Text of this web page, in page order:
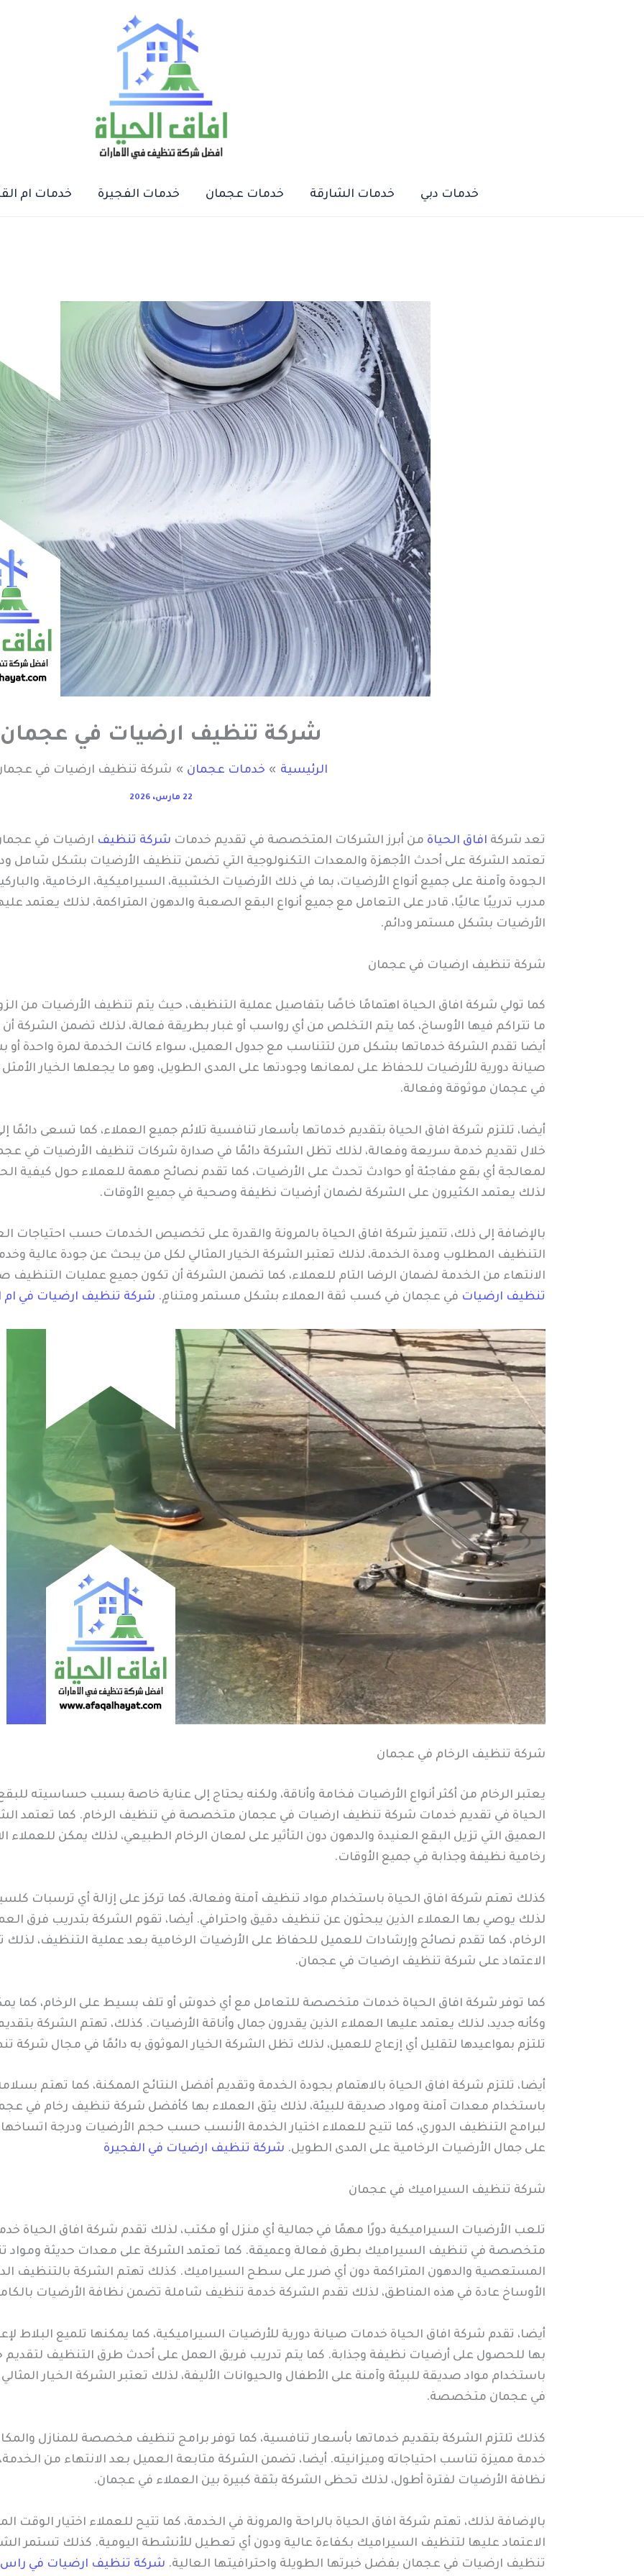
خدمات دبي خدمات الشارقة خدمات عجمان خدمات الفجيرة خدمات ام
شركة تنظيف ارضيات في عجمان
الرئيسية خدمات عجمان شركة تنظيف ارضيات في
22 مارس، 2026
تعد شركة افاق الحياة من أبرز الشركات المتخصصة في تقديم خدمات شركة تنظيف ارضيات في
تعتمد الشركة على أحدث الأجهزة والمعدات التكنولوجية التي تضمن تنظيف الأرضيات بشكل شامل
الجودة وآمنة على جميع أنواع الأرضيات، بما في ذلك الأرضيات الخشبية، السيراميكية، الرخامية،
مدرب تدريبًا عاليًا، قادر على التعامل مع جميع أنواع البقع الصعبة والدهون المتراكمة، لذلك يعتمد
الأرضيات بشكل مستمر ودائم.
شركة تنظيف ارضيات في عجمان
كما تولي شركة افاق الحياة اهتمامًا خاصًا بتفاصيل عملية التنظيف، حيث يتم تنظيف الأرضيات من
ما تتراكم فيها الأوساخ، كما يتم التخلص من أي رواسب أو غبار بطريقة فعالة، لذلك تضمن الشركة
أيضا تقدم الشركة خدماتها بشكل مرن لتتناسب مع جدول العميل، سواء كانت الخدمة لمرة واحدة
صيانة دورية للأرضيات للحفاظ على لمعانها وجودتها على المدى الطويل، وهو ما يجعلها الخيار
في عجمان موثوقة وفعالة.
أيضا، تلتزم شركة افاق الحياة بتقديم خدماتها بأسعار تنافسية تلائم جميع العملاء، كما تسعى
خلال تقديم خدمة سريعة وفعالة، لذلك تظل الشركة دائمًا في صدارة شركات تنظيف الأرضيات في
لمعالجة أي بقع مفاجئة أو حوادث تحدث على الأرضيات، كما تقدم نصائح مهمة للعملاء حول كيفية
لذلك يعتمد الكثيرون على الشركة لضمان أرضيات نظيفة وصحية في جميع الأوقات.
بالإضافة إلى ذلك، تتميز شركة افاق الحياة بالمرونة والقدرة على تخصيص الخدمات حسب احتياجات
التنظيف المطلوب ومدة الخدمة، لذلك تعتبر الشركة الخيار المثالي لكل من يبحث عن جودة عالية
الانتهاء من الخدمة لضمان الرضا التام للعملاء، كما تضمن الشركة أن تكون جميع عمليات التنظيف
تنظيف ارضيات في عجمان في كسب ثقة العملاء بشكل مستمر ومتنامٍ. شركة تنظيف ارضيات في ام
شركة تنظيف الرخام في عجمان
يعتبر الرخام من أكثر أنواع الأرضيات فخامة وأناقة، ولكنه يحتاج إلى عناية خاصة بسبب حساسيته
الحياة في تقديم خدمات شركة تنظيف ارضيات في عجمان متخصصة في تنظيف الرخام. كما تعتمد
العميق التي تزيل البقع العنيدة والدهون دون التأثير على لمعان الرخام الطبيعي، لذلك يمكن
رخامية نظيفة وجذابة في جميع الأوقات.
كذلك تهتم شركة افاق الحياة باستخدام مواد تنظيف آمنة وفعالة، كما تركز على إزالة أي ترسبات
لذلك يوصي بها العملاء الذين يبحثون عن تنظيف دقيق واحترافي. أيضا، تقوم الشركة بتدريب
الرخام، كما تقدم نصائح وإرشادات للعميل للحفاظ على الأرضيات الرخامية بعد عملية التنظيف، لذلك
الاعتماد على شركة تنظيف ارضيات في عجمان.
كما توفر شركة افاق الحياة خدمات متخصصة للتعامل مع أي خدوش أو تلف بسيط على الرخام، كما
وكأنه جديد، لذلك يعتمد عليها العملاء الذين يقدرون جمال وأناقة الأرضيات. كذلك، تهتم الشركة
تلتزم بمواعيدها لتقليل أي إزعاج للعميل، لذلك تظل الشركة الخيار الموثوق به دائمًا في مجال
أيضا، تلتزم شركة افاق الحياة بالاهتمام بجودة الخدمة وتقديم أفضل النتائج الممكنة، كما تهتم
باستخدام معدات آمنة ومواد صديقة للبيئة، لذلك يثق العملاء بها كأفضل شركة تنظيف رخام في
لبرامج التنظيف الدوري، كما تتيح للعملاء اختيار الخدمة الأنسب حسب حجم الأرضيات ودرجة
على جمال الأرضيات الرخامية على المدى الطويل. شركة تنظيف ارضيات في الفجيرة
شركة تنظيف السيراميك في عجمان
تلعب الأرضيات السيراميكية دورًا مهمًا في جمالية أي منزل أو مكتب، لذلك تقدم شركة افاق
متخصصة في تنظيف السيراميك بطرق فعالة وعميقة. كما تعتمد الشركة على معدات حديثة ومواد
المستعصية والدهون المتراكمة دون أي ضرر على سطح السيراميك. كذلك تهتم الشركة بالتنظيف
الأوساخ عادة في هذه المناطق، لذلك تقدم الشركة خدمة تنظيف شاملة تضمن نظافة الأرضيات
أيضا، تقدم شركة افاق الحياة خدمات صيانة دورية للأرضيات السيراميكية، كما يمكنها تلميع البلاط
بها للحصول على أرضيات نظيفة وجذابة. كما يتم تدريب فريق العمل على أحدث طرق التنظيف
باستخدام مواد صديقة للبيئة وآمنة على الأطفال والحيوانات الأليفة، لذلك تعتبر الشركة الخيار
في عجمان متخصصة.
كذلك تلتزم الشركة بتقديم خدماتها بأسعار تنافسية، كما توفر برامج تنظيف مخصصة للمنازل
خدمة مميزة تناسب احتياجاته وميزانيته. أيضا، تضمن الشركة متابعة العميل بعد الانتهاء من
نظافة الأرضيات لفترة أطول، لذلك تحظى الشركة بثقة كبيرة بين العملاء في عجمان.
بالإضافة لذلك، تهتم شركة افاق الحياة بالراحة والمرونة في الخدمة، كما تتيح للعملاء اختيار
الاعتماد عليها لتنظيف السيراميك بكفاءة عالية ودون أي تعطيل للأنشطة اليومية. كذلك تستمر
تنظيف ارضيات في عجمان بفضل خبرتها الطويلة واحترافيتها العالية. شركة تنظيف ارضيات في راس